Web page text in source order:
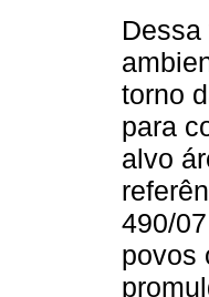
torno
para
alvo
490/
povos